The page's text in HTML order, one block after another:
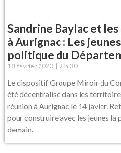
Sandrine Baylac et
à Aurignac : Les
politique du
18 février 2023 9 h 30
Le dispositif Groupe Miroir du
été décentralisé dans les
réunion à Aurignac le 14 javier.
pour construire avec les jeunes la
demain.